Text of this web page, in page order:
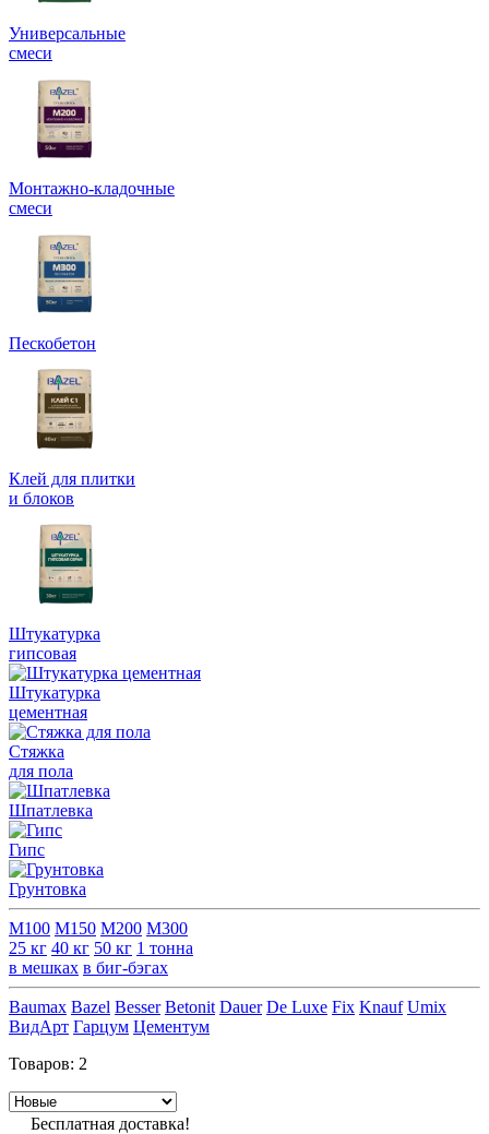
Универсальные
смеси
Монтажно-кладочные
смеси
Пескобетон
Клей для плитки
и блоков
Штукатурка
гипсовая
Штукатурка
цементная
Стяжка
для пола
Шпатлевка
Гипс
Грунтовка
М100 М150 М200 М300
25 кг 40 кг 50 кг 1 тонна
в мешках в биг-бэгах
Baumax Bazel Besser Betonit Dauer De Luxe Fix Knauf Umix
ВидАрт Гарцум Цементум
Товаров: 2
Бесплатная доставка!